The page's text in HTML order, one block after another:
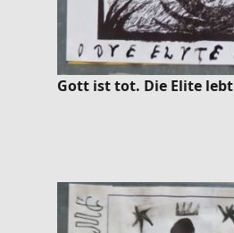
Gott ist tot. Die Elite lebt